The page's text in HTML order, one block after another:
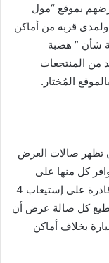
بموقع “مول
قربه من أماكن
شأن ” هضبة
العديد من المنتجعات
المُختار.
تظهر صالات العرض
كل منها على
مساحة عرض داخلية تزيد عن 150 متر مربع وقادرة على إستيعاب 4
كل صالة عرض أن
العرض الخارجى أكثر من 12 سيارة بخلاف أماكن